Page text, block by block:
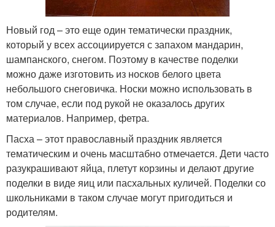
Новый год – это еще один тематически праздник,
который у всех ассоциируется с запахом мандарин,
шампанского, снегом. Поэтому в качестве поделки
можно даже изготовить из носков белого цвета
небольшого снеговичка. Носки можно использовать в
том случае, если под рукой не оказалось других
материалов. Например, фетра.
Пасха – этот православный праздник является
тематическим и очень масштабно отмечается. Дети часто
разукрашивают яйца, плетут корзины и делают другие
поделки в виде яиц или пасхальных куличей. Поделки со
школьниками в таком случае могут пригодиться и
родителям.